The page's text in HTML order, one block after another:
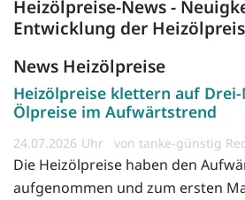
Heizölpreise-News -
Entwicklung der
News Heizölpreise
Heizölpreise klettern auf
Ölpreise im Aufwärtstrend
24.07.2026 von tanke-günstig
Die Heizölpreise haben den
aufgenommen und zum ersten